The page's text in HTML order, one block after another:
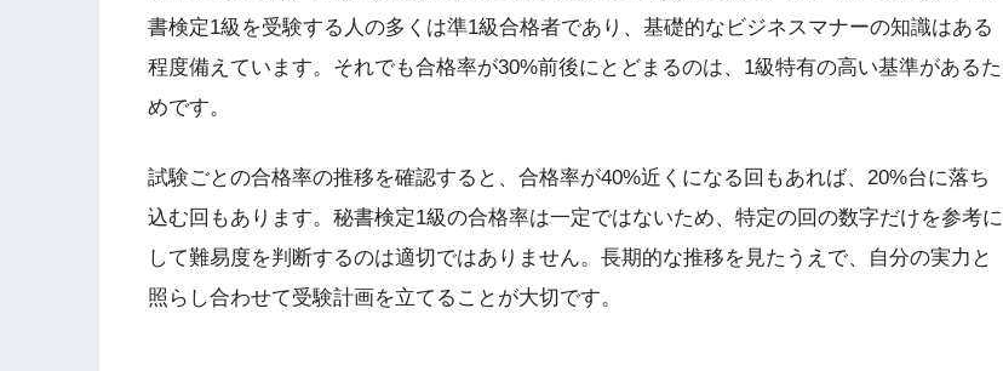
書検定1級を受験する人の多くは準1級合格者であり、基礎的なビジネスマナーの知識はある
程度備えています。それでも合格率が30%前後にとどまるのは、1級特有の高い基準があるた
めです。
試験ごとの合格率の推移を確認すると、合格率が40%近くになる回もあれば、20%台に落ち
込む回もあります。秘書検定1級の合格率は一定ではないため、特定の回の数字だけを参考に
して難易度を判断するのは適切ではありません。長期的な推移を見たうえで、自分の実力と
照らし合わせて受験計画を立てることが大切です。